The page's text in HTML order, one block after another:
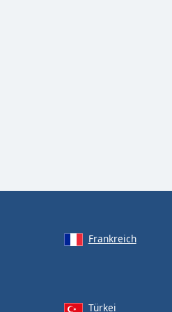
Frankreich
Türkei